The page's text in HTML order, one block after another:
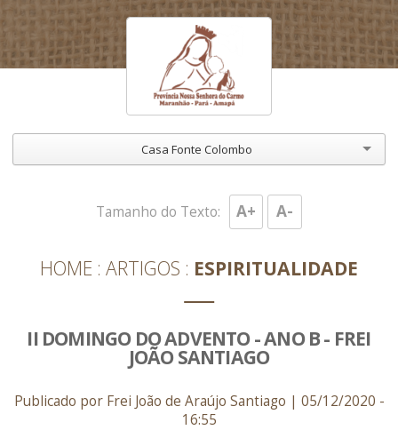
Casa Fonte Colombo
HOME ARTIGOS ESPIRITUALIDADE
Tamanho do Texto: A+ A-
II DOMINGO DO ADVENTO - ANO B - FREI
JOÃO SANTIAGO
Publicado por Frei João de Araújo Santiago | 05/12/2020 -
16:55